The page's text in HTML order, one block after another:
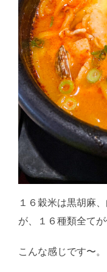
１６穀米は黒胡麻
が、１６種類全て
こんな感じです〜。